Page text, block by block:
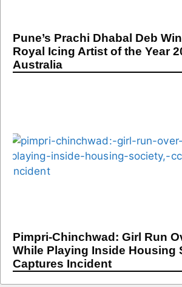
Pune’s Prachi Dhabal Deb
Royal Icing Artist of the Year
Australia
Pimpri-Chinchwad: Girl Run
While Playing Inside Housing
Captures Incident